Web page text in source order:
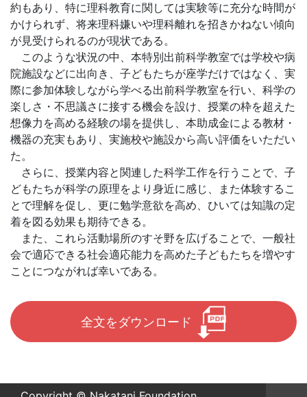
約もあり、特に理科教育に関しては実験等に充分な時間が
かけられず、将来理科嫌いや理科離れを招きかねない傾向
が見受けられるのが現状である。
このような状況の中、本特別出前科学教室では学校や病
院施設などに出向き、子どもたちが座学だけではなく、実
際に参加体験しながら学べる出前科学教室を行い、科学の
楽しさ・不思議さに接する機会を設け、授業の枠を超えた
想像力を高める経験の場を提供し、本助成金による教材・
機器の充実もあり、実施校や施設から高い評価をいただい
た。
さらに、授業内容と関連した科学工作を行うことで、子
どもたちが科学の原理をより身近に感じ、また体験するこ
とで理解を促し、更に勉学意欲を高め、ひいては知識の定
着を図る効果も期待できる。
また、これら活動場所のすそ野を広げることで、一般社
会で適応できる社会適応能力を高めた子どもたちを増やす
ことにつながれば幸いである。
全文をダウンロード